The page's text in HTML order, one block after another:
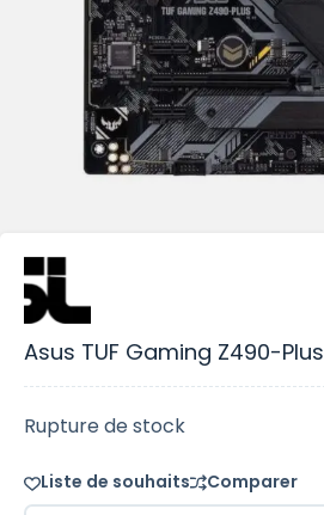
Asus TUF Gaming Z490-Plus
Rupture de stock
Liste de souhaits Comparer